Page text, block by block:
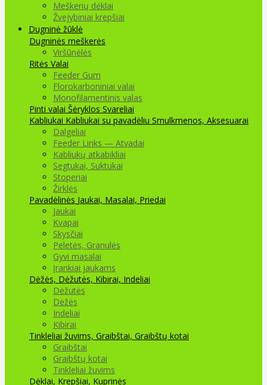
Meškerių dėklai
Žvejybiniai krepšiai
Dugninė žūklė
Dugninės meškerės
Viršūnėlės
Ritės Valai
Feeder Gum
Florokarboniniai valai
Monofilamentinis valas
Pinti valai Šėryklos Svareliai
Kabliukai Kabliukai su pavadėliu Smulkmenos, Aksesuarai
Dalgeliai
Feeder Links — Atvadai
Kabliukų atkabikliai
Segtukai, Suktukai
Stoperiai
Žirklės
Pavadėlinės Jaukai, Masalai, Priedai
Jaukai
Kvapai
Skysčiai
Peletės, Granulės
Gyvi masalai
Įrankiai jaukams
Dėžės, Dėžutės, Kibirai, Indeliai
Dėžutės
Dėžės
Indeliai
Kibirai
Tinkleliai žuvims, Graibštai, Graibštų kotai
Graibštai
Graibštų kotai
Tinkleliai žuvims
Dėklai, Krepšiai, Kuprinės